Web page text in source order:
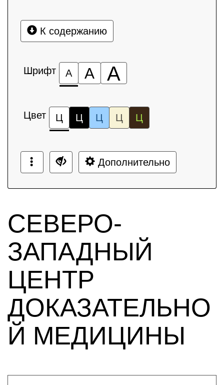
К содержанию
Шрифт А А А
Цвет Ц Ц Ц Ц Ц
Дополнительно
СЕВЕРО-
ЗАПАДНЫЙ
ЦЕНТР
ДОКАЗАТЕЛЬНО
Й МЕДИЦИНЫ